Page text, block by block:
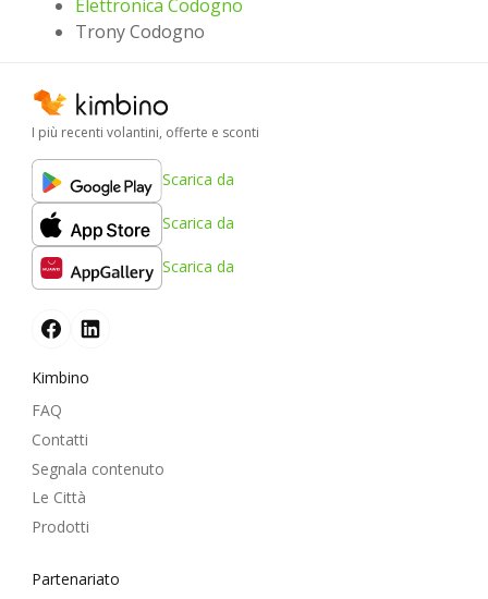
Elettronica Codogno
Trony Codogno
I più recenti volantini, offerte e sconti
Scarica da
Scarica da
Scarica da
Kimbino
FAQ
Contatti
Segnala contenuto
Le Città
Prodotti
Partenariato